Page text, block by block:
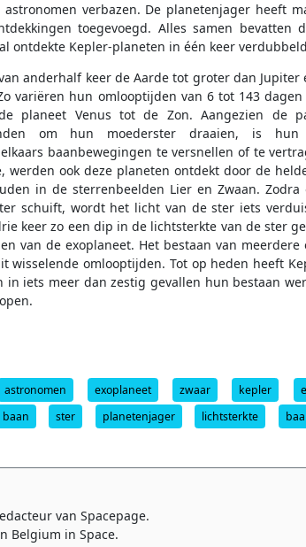
verbazen. De planetenjager heeft
toegevoegd. Alles samen bevatten
ontdekte Kepler-planeten in één keer
anderhalf keer de Aarde tot groter dan Jupiter
variëren hun omlooptijden van 6 tot 143
planeet Venus tot de Zon. Aangezien de
om hun moederster draaien, is hun
baanbewegingen te versnellen of te
ook deze planeten ontdekt door de
in de sterrenbeelden Lier en Zwaan. Zodra
schuift, wordt het licht van de ster iets
keer zo een dip in de lichtsterkte van de ster
van de exoplaneet. Het bestaan van meerdere
wisselende omlooptijden. Tot op heden heeft
in iets meer dan zestig gevallen hun bestaan
astronomen exoplaneet zwaar kepler
baan ster planetenjager lichtsterkte
van Spacepage.
Belgium in Space.